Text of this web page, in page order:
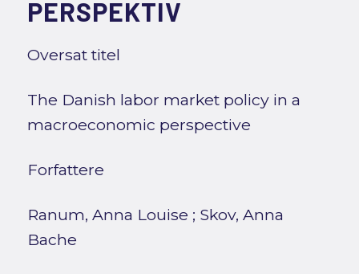
PERSPEKTIV
Oversat titel
The Danish labor market policy in a
macroeconomic perspective
Forfattere
Ranum, Anna Louise ; Skov, Anna
Bache